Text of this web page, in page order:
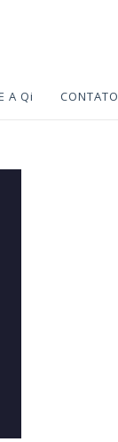
A Qi CONTATO